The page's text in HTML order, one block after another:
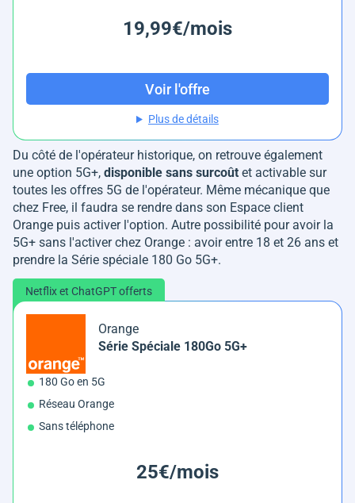
19,99€/mois
Voir l'offre
Plus de détails
Du côté de l'opérateur historique, on retrouve également
une option 5G+, disponible sans surcoût et activable sur
toutes les offres 5G de l'opérateur. Même mécanique que
chez Free, il faudra se rendre dans son Espace client
Orange puis activer l'option. Autre possibilité pour avoir la
5G+ sans l'activer chez Orange : avoir entre 18 et 26 ans et
prendre la Série spéciale 180 Go 5G+.
Netflix et ChatGPT offerts
Orange
Série Spéciale 180Go 5G+
180 Go en 5G
Réseau Orange
Sans téléphone
25€/mois